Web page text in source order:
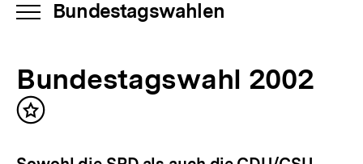
bpb.deINHALTSNAVIGATION
Bundestagswahlen
Bundestagswahl 2002
Inhalt